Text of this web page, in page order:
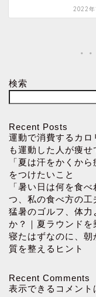
2022年
検索
Recent Posts
運動で消費するカ
も運動した人が痩せ
「夏は汗をかくか
をつけたいこと
「暑い日は何を食
つ、私の食べ方の工
猛暑のゴルフ、体
か？｜夏ラウンド
寝たはずなのに、
質を整えるヒント
Recent Comments
表示できるコメント